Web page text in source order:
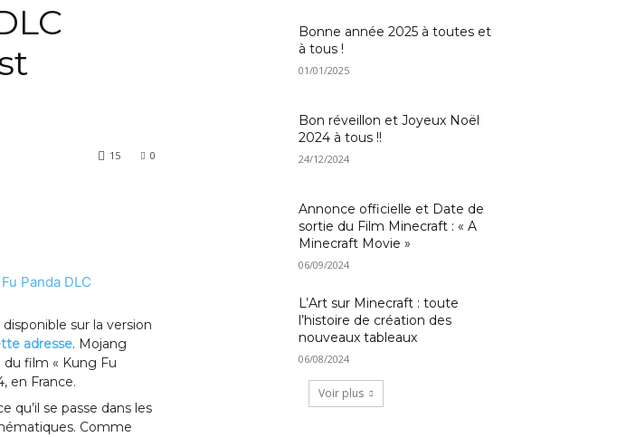
0
15
sur la version
adresse. Mojang
film « Kung Fu
en France.
se passe dans les
Comme
Bonne année 2025 à toutes et
à tous !
01/01/2025
Bon réveillon et Joyeux Noël
2024 à tous !!
24/12/2024
Annonce officielle et Date de
sortie du Film Minecraft : « A
Minecraft Movie »
06/09/2024
L’Art sur Minecraft : toute
l’histoire de création des
nouveaux tableaux
06/08/2024
Voir plus